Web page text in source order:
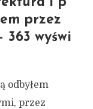
przez
363 wyświ
odbyłem
przez